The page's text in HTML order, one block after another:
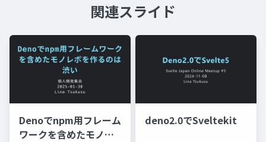
関連スライド
Denoでnpm用フレーム
ワークを含めたモノレ
deno2.0でSveltekit